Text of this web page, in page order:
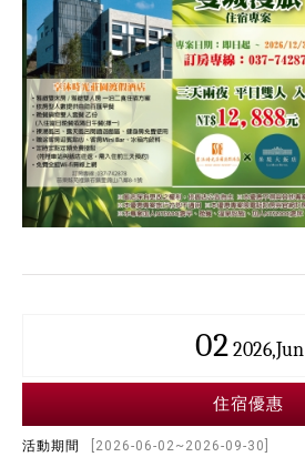
022026,Jun
住宿優惠
活動期間 [2026-06-02~2026-09-30]